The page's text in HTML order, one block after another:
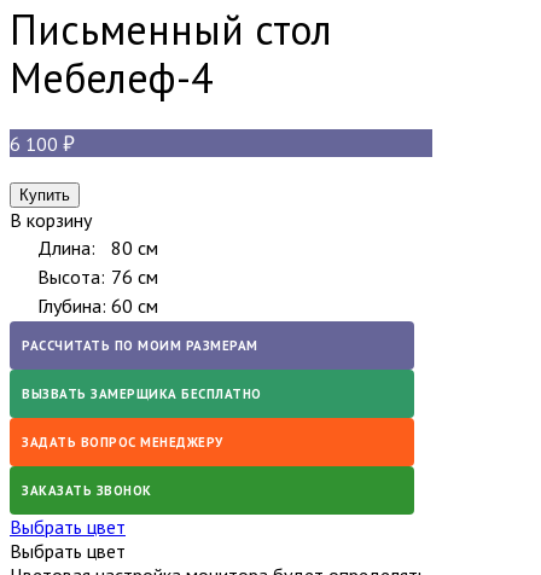
Письменный стол
Мебелеф-4
6 100
В корзину
Длина:
80 см
Высота: 76 см
Глубина: 60 см
РАССЧИТАТЬ ПО МОИМ РАЗМЕРАМ
ВЫЗВАТЬ ЗАМЕРЩИКА БЕСПЛАТНО
ЗАДАТЬ ВОПРОС МЕНЕДЖЕРУ
ЗАКАЗАТЬ ЗВОНОК
Выбрать цвет
Выбрать цвет